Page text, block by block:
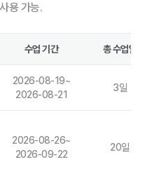
용 가능.
수업 기간 총 수업일
2026-08-19~
2026-08-21
3일
2026-08-26~
2026-09-22
20일